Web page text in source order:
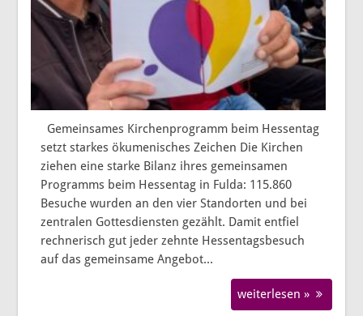
Gemeinsames Kirchenprogramm beim Hessentag
setzt starkes ökumenisches Zeichen Die Kirchen
ziehen eine starke Bilanz ihres gemeinsamen
Programms beim Hessentag in Fulda: 115.860
Besuche wurden an den vier Standorten und bei
zentralen Gottesdiensten gezählt. Damit entfiel
rechnerisch gut jeder zehnte Hessentagsbesuch
auf das gemeinsame Angebot...
weiterlesen »